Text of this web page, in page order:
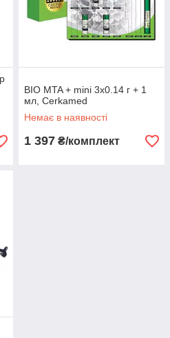
BIO MTA + mini 3x0.14 г + 1
мл, Cerkamed
Немає в наявності
1 397 ₴/комплект